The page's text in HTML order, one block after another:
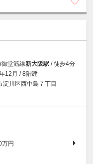
堂筋線新大阪駅 / 徒歩4分
12月 / 8階建
淀川区西中島７丁目
万円